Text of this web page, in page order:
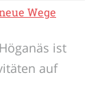
Wege
ist
auf